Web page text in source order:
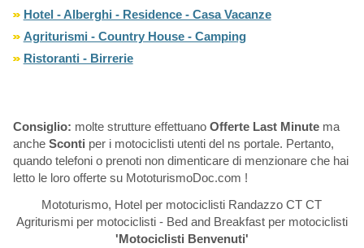
Hotel - Alberghi - Residence - Casa Vacanze
Agriturismi - Country House - Camping
Ristoranti - Birrerie
Consiglio: molte strutture effettuano Offerte Last Minutema
anche Sconti per i motociclisti utenti del ns portale. Pertanto,
quando telefoni o prenoti non dimenticare di menzionare che hai
letto le loro offerte su MototurismoDoc.com !
Mototurismo, Hotel per motociclisti Randazzo CT CT
Agriturismi per motociclisti - Bed and Breakfast per motociclisti
'Motociclisti Benvenuti'